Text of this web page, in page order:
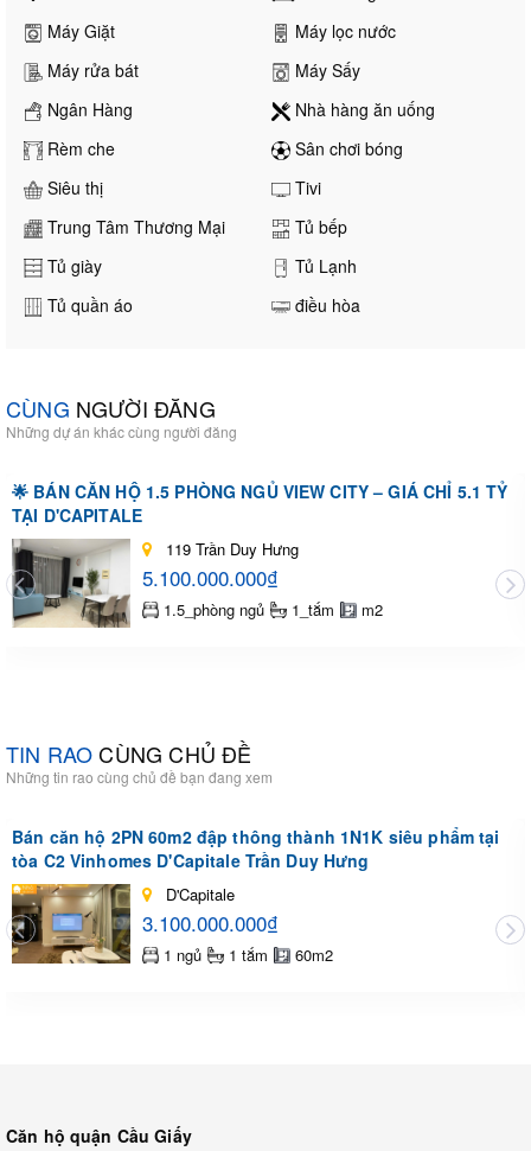
Máy Giặt
Máy lọc nước
Máy rửa bát
Máy Sấy
Ngân Hàng
Nhà hàng ăn uống
Rèm che
Sân chơi bóng
Siêu thị
Tivi
Trung Tâm Thương Mại
Tủ bếp
Tủ giày
Tủ Lạnh
Tủ quần áo
điều hòa
CÙNG NGƯỜI ĐĂNG
Những dự án khác cùng người đăng
🌟 BÁN CĂN HỘ 1.5 PHÒNG NGỦ VIEW CITY – GIÁ CHỈ 5.1 TỶ
TẠI D'CAPITALE
119 Trần Duy Hưng
5.100.000.000₫
1.5_phòng ngủ 1_tắm m2
TIN RAOCÙNG CHỦ ĐỀ
Những tin rao cùng chủ đề bạn đang xem
Bán căn hộ 2PN 60m2 đập thông thành 1N1K siêu phẩm tại
tòa C2 Vinhomes D'Capitale Trần Duy Hưng
D'Capitale
3.100.000.000₫
1 ngủ 1 tắm 60m2
Căn hộ quận Cầu Giấy